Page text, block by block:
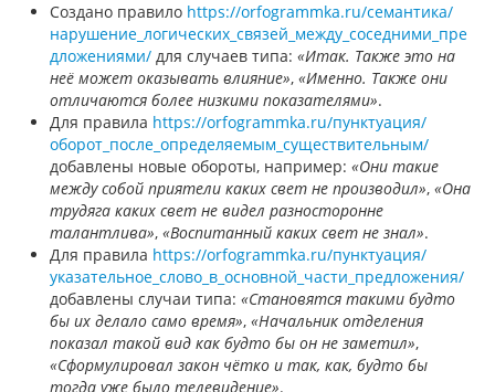
Создано правило https://orfogrammka.ru/семантика/
нарушение_логических_связей_между_соседними_пре
дложениями/ для случаев типа: «Итак. Также это на
неё может оказывать влияние», «Именно. Также они
отличаются более низкими показателями».
Для правила https://orfogrammka.ru/пунктуация/
оборот_после_определяемым_существительным/
добавлены новые обороты, например: «Они такие
между собой приятели каких свет не производил», «Она
трудяга каких свет не видел разносторонне
талантлива», «Воспитанный каких свет не знал».
Для правила https://orfogrammka.ru/пунктуация/
указательное_слово_в_основной_части_предложения/
добавлены случаи типа: «Становятся такими будто
бы их делало само время», «Начальник отделения
показал такой вид как будто бы он не заметил»,
«Сформулировал закон чётко и так, как, будто бы
тогда уже было телевидение».